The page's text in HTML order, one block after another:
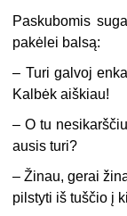
Paskubomis
pakėlei balsą:
– Turi galvoj
Kalbėk aiškiau!
– O tu
ausis turi?
– Žinau, gerai
pilstyti iš tuščio į